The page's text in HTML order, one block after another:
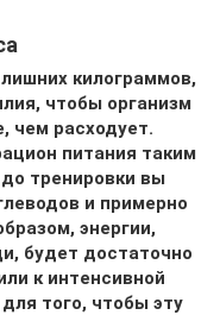
килограммов,
чтобы организм
чем расходует.
питания таким
тренировки вы
и примерно
энергии,
будет достаточно
к интенсивной
того, чтобы эту